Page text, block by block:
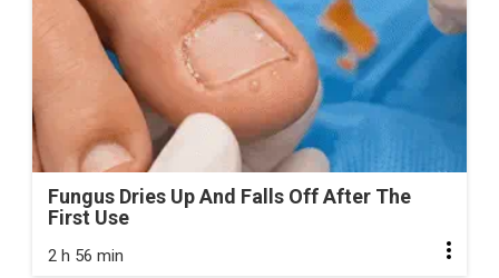
Fungus Dries Up And Falls Off After The
First Use
2 h 56 min